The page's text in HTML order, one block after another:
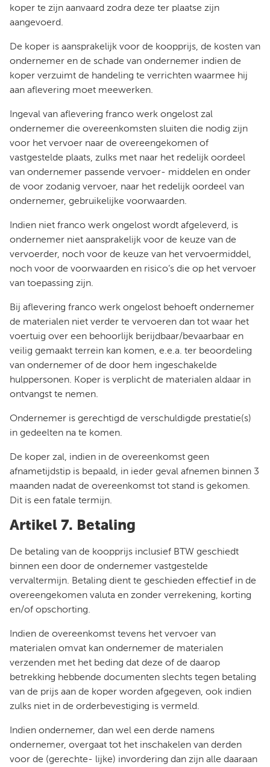
koper te zijn aanvaard zodra deze ter plaatse zijn
aangevoerd.
De koper is aansprakelijk voor de koopprijs, de kosten van
ondernemer en de schade van ondernemer indien de
koper verzuimt de handeling te verrichten waarmee hij
aan aflevering moet meewerken.
Ingeval van aflevering franco werk ongelost zal
ondernemer die overeenkomsten sluiten die nodig zijn
voor het vervoer naar de overeengekomen of
vastgestelde plaats, zulks met naar het redelijk oordeel
van ondernemer passende vervoer- middelen en onder
de voor zodanig vervoer, naar het redelijk oordeel van
ondernemer, gebruikelijke voorwaarden.
Indien niet franco werk ongelost wordt afgeleverd, is
ondernemer niet aansprakelijk voor de keuze van de
vervoerder, noch voor de keuze van het vervoermiddel,
noch voor de voorwaarden en risico’s die op het vervoer
van toepassing zijn.
Bij aflevering franco werk ongelost behoeft ondernemer
de materialen niet verder te vervoeren dan tot waar het
voertuig over een behoorlijk berijdbaar/bevaarbaar en
veilig gemaakt terrein kan komen, e.e.a. ter beoordeling
van ondernemer of de door hem ingeschakelde
hulppersonen. Koper is verplicht de materialen aldaar in
ontvangst te nemen.
Ondernemer is gerechtigd de verschuldigde prestatie(s)
in gedeelten na te komen.
De koper zal, indien in de overeenkomst geen
afnametijdstip is bepaald, in ieder geval afnemen binnen 3
maanden nadat de overeenkomst tot stand is gekomen.
Dit is een fatale termijn.
Artikel 7. Betaling
De betaling van de koopprijs inclusief BTW geschiedt
binnen een door de ondernemer vastgestelde
vervaltermijn. Betaling dient te geschieden effectief in de
overeengekomen valuta en zonder verrekening, korting
en/of opschorting.
Indien de overeenkomst tevens het vervoer van
materialen omvat kan ondernemer de materialen
verzenden met het beding dat deze of de daarop
betrekking hebbende documenten slechts tegen betaling
van de prijs aan de koper worden afgegeven, ook indien
zulks niet in de orderbevestiging is vermeld.
Indien ondernemer, dan wel een derde namens
ondernemer, overgaat tot het inschakelen van derden
voor de (gerechte- lijke) invordering dan zijn alle daaraan